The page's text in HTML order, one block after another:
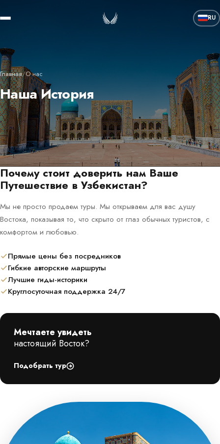
RU
Главная/О нас
Наша История
Почему стоит доверить нам Ваше
Путешествие в Узбекистан?
Мы не просто продаем туры. Мы открываем для вас душу
Востока, показывая то, что скрыто от глаз обычных туристов, с
комфортом и любовью.
Прямые цены без посредников
Гибкие авторские маршруты
Лучшие гиды-историки
Круглосуточная поддержка 24/7
Мечтаете увидеть
настоящий Восток?
Подобрать тур